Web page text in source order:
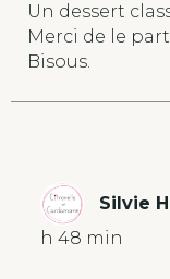
Un dessert
Merci de le
Bisous.
Silvie
h 48 min